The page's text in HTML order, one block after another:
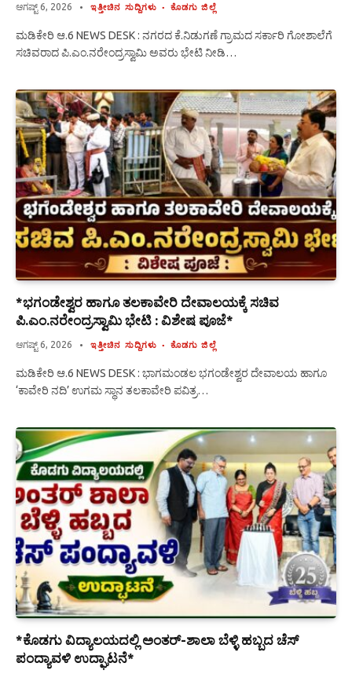
ಆಗಷ್ಟ್ 6, 2026 ಇತ್ತೀಚಿನ ಸುದ್ದಿಗಳು ಕೊಡಗು ಜಿಲ್ಲೆ
ಮಡಿಕೇರಿ ಆ.6 NEWS DESK : ನಗರದ ಕೆ.ನಿಡುಗಣೆ ಗ್ರಾಮದ ಸರ್ಕಾರಿ ಗೋಶಾಲೆಗೆ
ಸಚಿವರಾದ ಪಿ.ಎಂ.ನರೇಂದ್ರಸ್ವಾಮಿ ಅವರು ಭೇಟಿ ನೀಡಿ…
*ಭಗಂಡೇಶ್ವರ ಹಾಗೂ ತಲಕಾವೇರಿ ದೇವಾಲಯಕ್ಕೆ ಸಚಿವ
ಪಿ.ಎಂ.ನರೇಂದ್ರಸ್ವಾಮಿ ಭೇಟಿ : ವಿಶೇಷ ಪೂಜೆ*
ಆಗಷ್ಟ್ 6, 2026 ಇತ್ತೀಚಿನ ಸುದ್ದಿಗಳು ಕೊಡಗು ಜಿಲ್ಲೆ
ಮಡಿಕೇರಿ ಆ.6 NEWS DESK : ಭಾಗಮಂಡಲ ಭಗಂಡೇಶ್ವರ ದೇವಾಲಯ ಹಾಗೂ
‘ಕಾವೇರಿ ನದಿ’ ಉಗಮ ಸ್ಥಾನ ತಲಕಾವೇರಿ ಪವಿತ್ರ…
*ಕೊಡಗು ವಿದ್ಯಾಲಯದಲ್ಲಿ ಅಂತರ್-ಶಾಲಾ ಬೆಳ್ಳಿ ಹಬ್ಬದ ಚೆಸ್
ಪಂದ್ಯಾವಳಿ ಉದ್ಘಾಟನೆ*